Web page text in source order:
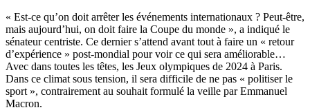
« Est-ce qu’on doit arrêter les événements internationaux ? Peut-être,
mais aujourd’hui, on doit faire la Coupe du monde », a indiqué le
sénateur centriste. Ce dernier s’attend avant tout à faire un « retour
d’expérience » post-mondial pour voir ce qui sera améliorable…
Avec dans toutes les têtes, les Jeux olympiques de 2024 à Paris.
Dans ce climat sous tension, il sera difficile de ne pas « politiser le
sport », contrairement au souhait formulé la veille par Emmanuel
Macron.